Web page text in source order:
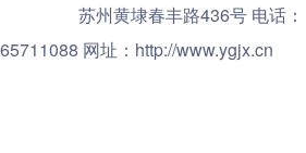
苏州黄埭春丰路436号 电话：
65711088 网址：http://www.ygjx.cn